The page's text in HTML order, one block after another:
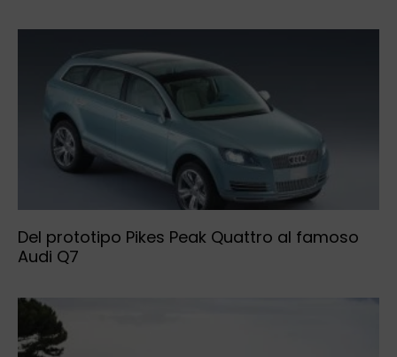
Del prototipo Pikes Peak Quattro al famoso
Audi Q7